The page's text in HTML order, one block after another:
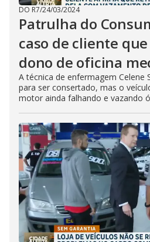
DO R7/24/03/2024
Patrulha do
caso de cliente
dono de oficina
A técnica de enfermagem Celene
para ser consertado, mas o
motor ainda falhando e vazando